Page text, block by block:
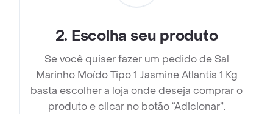
2. Escolha seu produto
Se você quiser fazer um pedido de Sal
Marinho Moído Tipo 1 Jasmine Atlantis 1 Kg
basta escolher a loja onde deseja comprar o
produto e clicar no botão “Adicionar”.